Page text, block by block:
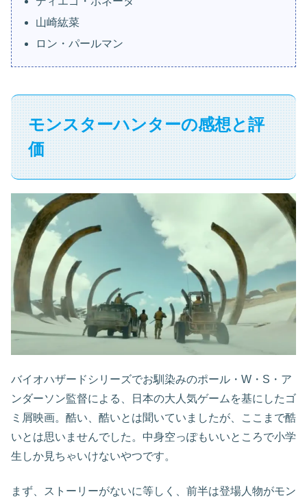
山崎紘菜
ロン・パールマン
モンスターハンターの感想と評
価
バイオハザードシリーズでお馴染みのポール・W・S・ア
ンダーソン監督による、日本の大人気ゲームを基にしたゴ
ミ屑映画。酷い、酷いとは聞いていましたが、ここまで酷
いとは思いませんでした。中身空っぽもいいところで小学
生しか見ちゃいけないやつです。
まず、ストーリーがないに等しく、前半は登場人物がモン